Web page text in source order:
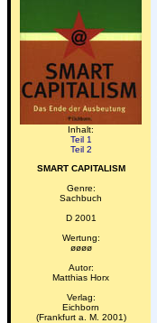
Inhalt:
Teil 1
Teil 2
SMART CAPITALISM
Genre:
Sachbuch
D 2001
Wertung:
øøøø
Autor:
Matthias Horx
Verlag:
Eichborn
(Frankfurt a. M. 2001)